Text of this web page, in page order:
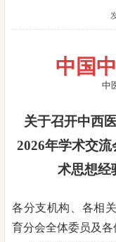
中国
中
关于召开中西
2026年学术交
术思想经
各分支机构、各相
育分会全体委员及各